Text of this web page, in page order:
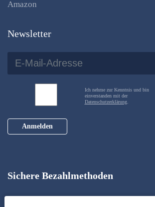
Amazon
Newsletter
Ich nehme zur Kenntnis und bin
einverstanden mit der
Datenschutzerklärung.
Anmelden
Sichere Bezahlmethoden